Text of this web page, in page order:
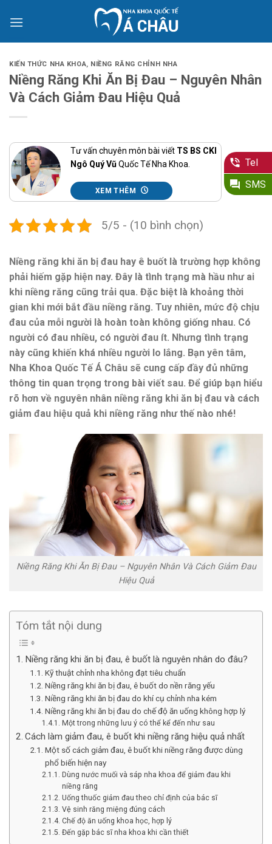
KIẾN THỨC NHA KHOA, NIỀNG RĂNG CHỈNH NHA
Niềng Răng Khi Ăn Bị Đau – Nguyên Nhân
Và Cách Giảm Đau Hiệu Quả
Tư vấn chuyên môn bài viết TS BS CKI
Ngô Quý VũQuốc Tế Nha Khoa.
XEM THÊM
5/5 - (10 bình chọn)
Niềng răng khi ăn bị đau hay ê buốt là trường hợp không
phải hiếm gặp hiện nay. Đây là tình trạng mà hầu như ai
khi niềng răng cũng trải qua. Đặc biệt là khoảng thời
gian khi mới bắt đầu niềng răng. Tuy nhiên, mức độ chịu
đau của mỗi người là hoàn toàn không giống nhau. Có
người có đau nhiều, có người đau ít. Nhưng tình trạng
này cũng khiến khá nhiều người lo lắng. Bạn yên tâm,
Nha Khoa Quốc Tế Á Châu sẽ cung cấp đầy đủ những
thông tin quan trọng trong bài viết sau. Để giúp bạn hiểu
rõ hơn về nguyên nhân niềng răng khi ăn bị đau và cách
giảm đau hiệu quả khi niềng răng như thế nào nhé!
Niềng Răng Khi Ăn Bị Đau – Nguyên Nhân Và Cách Giảm Đau
Hiệu Quả
Tóm tắt nội dung
Niềng răng khi ăn bị đau, ê buốt là nguyên nhân do đâu?
Kỹ thuật chỉnh nha không đạt tiêu chuẩn
Niềng răng khi ăn bị đau, ê buốt do nền răng yếu
Niềng răng khi ăn bị đau do khí cụ chỉnh nha kém
Niềng răng khi ăn bị đau do chế độ ăn uống không hợp lý
Một trong những lưu ý có thể kể đến như sau
Cách làm giảm đau, ê buốt khi niềng răng hiệu quả nhất
Một số cách giảm đau, ê buốt khi niềng răng được dùng
phổ biến hiện nay
Dùng nước muối và sáp nha khoa để giảm đau khi
niềng răng
Uống thuốc giảm đau theo chỉ định của bác sĩ
Vệ sinh răng miệng đúng cách
Chế độ ăn uống khoa học, hợp lý
Đến gặp bác sĩ nha khoa khi cần thiết
Tel
SMS